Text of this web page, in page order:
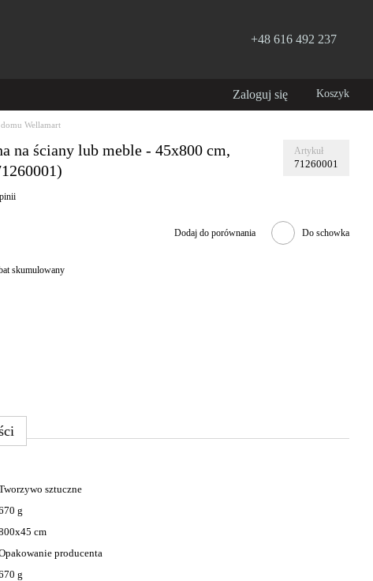
+48 616 492 237
Zaloguj się Koszyk
Wellamart
na ściany lub meble - 45x800 cm,
Artykuł
71260001
Dodaj do porównania Do schowka
skumulowany
sztuczne
g
cm
producenta
g